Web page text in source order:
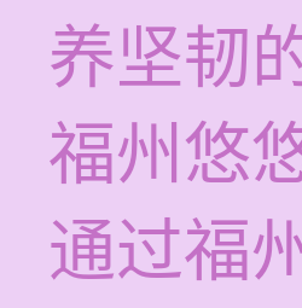
养坚韧
福州悠
通过福